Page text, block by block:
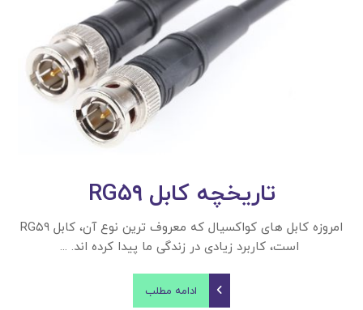
تاریخچه کابل RG۵۹
امروزه کابل های کواکسیال که معروف ترین نوع آن، کابل RG۵۹
است، کاربرد زیادی در زندگی ما پیدا کرده اند. ...
ادامه مطلب